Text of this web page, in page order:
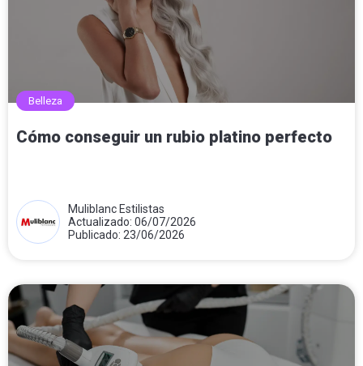
Belleza
Cómo conseguir un rubio platino perfecto
Muliblanc Estilistas
Actualizado: 06/07/2026
Publicado: 23/06/2026